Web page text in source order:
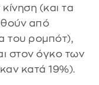
(και τα
από
του ρομπότ),
στον όγκο των
κατά 19%).